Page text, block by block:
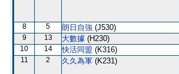
8 5 朗日自強 (J530)
9 13 大數據 (H230)
10 14 快活同盟 (K316)
11 2 久久為軍 (K231)